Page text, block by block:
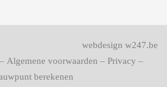
– Algemene voorwaarden – Privacy –
berekenen
webdesign w247.be